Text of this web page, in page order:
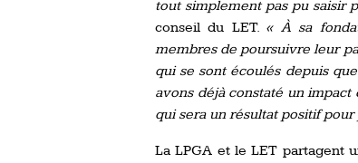
tout simplement pas pu saisir
conseil du LET. « À sa
membres de poursuivre leur
qui se sont écoulés depuis
avons déjà constaté un
qui sera un résultat positif
La LPGA et le LET partagent